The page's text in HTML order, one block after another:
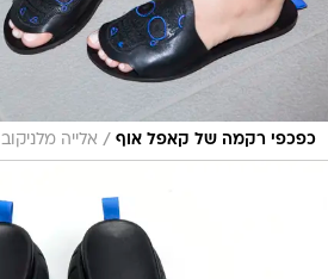
כפכפי רקמה של קאפל אוף / אלייה מלניקוב